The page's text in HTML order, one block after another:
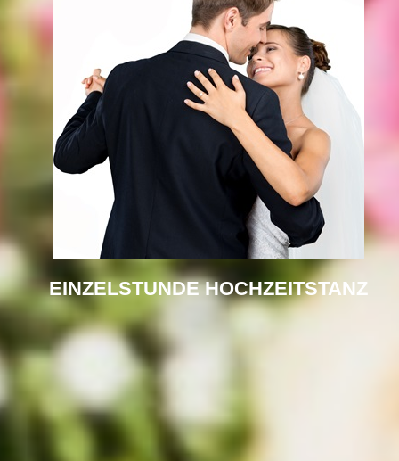
EINZELSTUNDE HOCHZEITSTANZ